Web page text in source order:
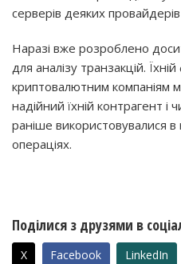
серверів деяких
Наразі вже розроблено
для аналізу транзакцій.
криптовалютним компаніям
надійний їхній контрагент і
раніше використовувалися
операціях.
Поділися з друзями в
X Facebook LinkedIn